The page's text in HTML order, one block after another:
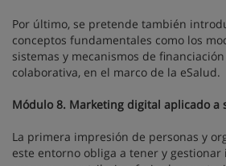
Por último, se pretende también
conceptos fundamentales como los
sistemas y mecanismos de
colaborativa, en el marco de la eSalud.
Módulo 8. Marketing digital aplicado a
La primera impresión de personas y
este entorno obliga a tener y